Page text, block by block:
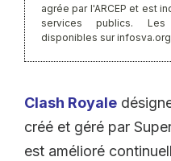
agrée par l'ARCEP et est
services publics.
disponibles sur infosva.org
Clash Royale
créé et géré par
est amélioré